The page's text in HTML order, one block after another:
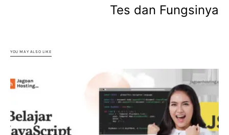
Tes dan Fungsinya
YOU MAY ALSO LIKE